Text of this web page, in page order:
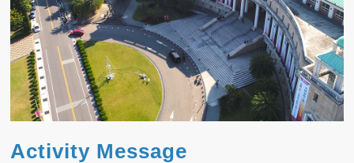
Activity Message